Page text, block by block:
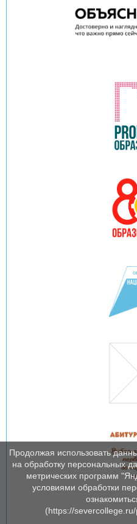
Продолжая использовать
на обработку персональных
метрических программ
условиями обработки
(https://